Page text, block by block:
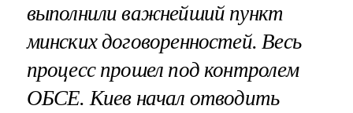
выполнили важнейший пункт
минских договоренностей. Весь
процесс прошел под контролем
ОБСЕ. Киев начал отводить